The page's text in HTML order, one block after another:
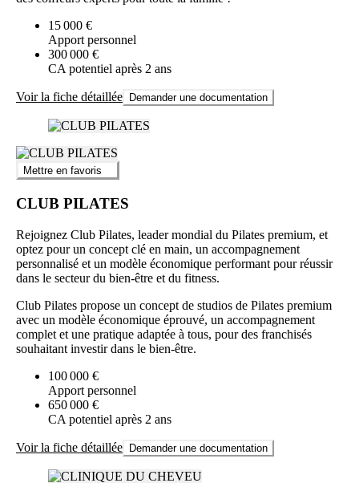
15 000 €
Apport personnel
300 000 €
CA potentiel après 2 ans
Voir la fiche détaillée Demander une documentation
Mettre en favoris
CLUB PILATES
Rejoignez Club Pilates, leader mondial du Pilates premium, et
optez pour un concept clé en main, un accompagnement
personnalisé et un modèle économique performant pour réussir
dans le secteur du bien-être et du fitness.
Club Pilates propose un concept de studios de Pilates premium
avec un modèle économique éprouvé, un accompagnement
complet et une pratique adaptée à tous, pour des franchisés
souhaitant investir dans le bien-être.
100 000 €
Apport personnel
650 000 €
CA potentiel après 2 ans
Voir la fiche détaillée Demander une documentation